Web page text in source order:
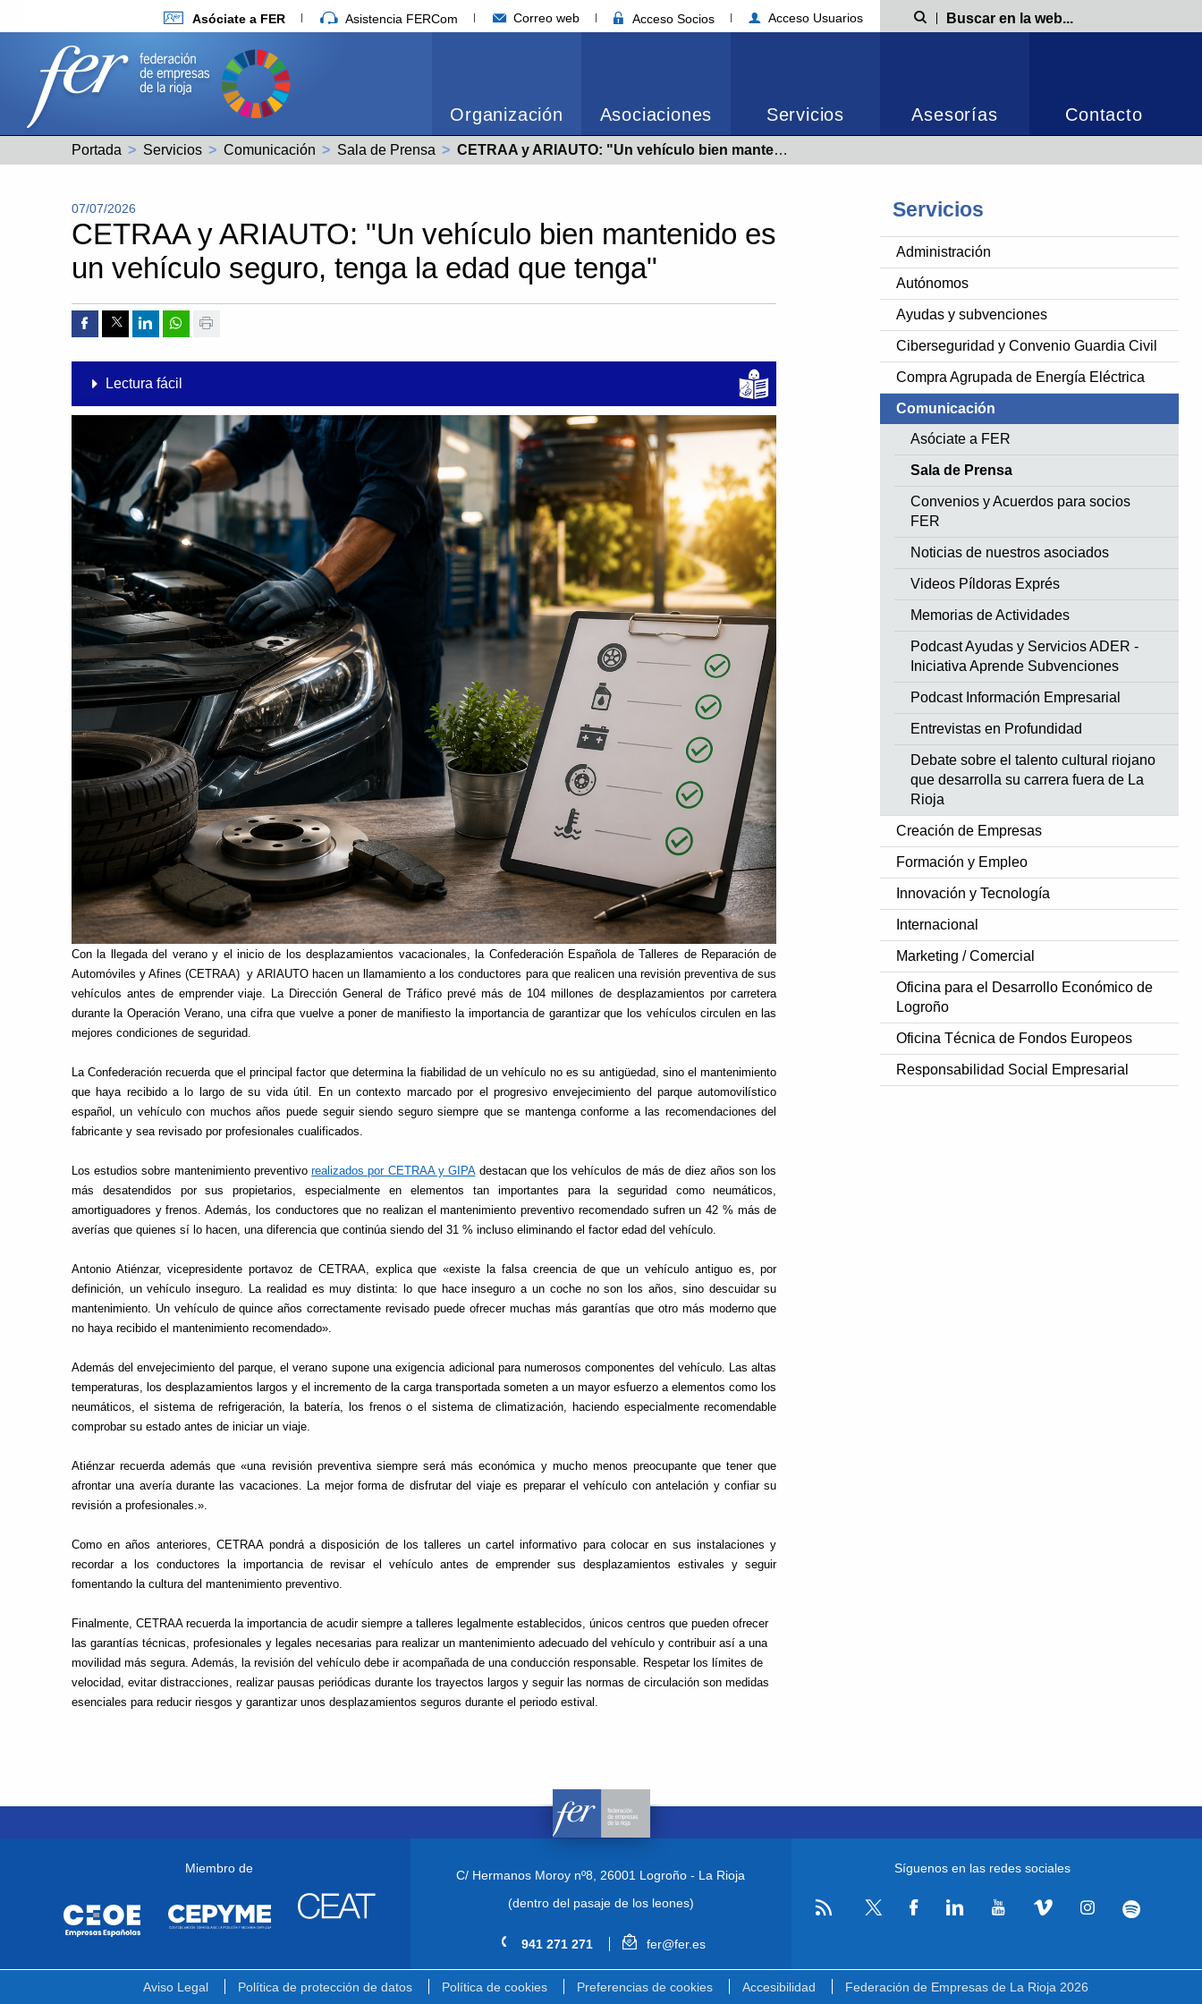
Asóciate a FER Asistencia FERCom Correo web Acceso Socios Acceso Usuarios Búsqueda
Organización Asociaciones Servicios Asesorías Contacto
Portada Servicios Comunicación Sala de Prensa Actual:
CETRAA y ARIAUTO: "Un vehículo bien mantenido es un vehículo seguro, tenga la edad que tenga"
Servicios
Administración
Autónomos
Ayudas y subvenciones
Ciberseguridad y Convenio Guardia Civil
Compra Agrupada de Energía Eléctrica
Comunicación
Asóciate a FER
Sala de Prensa
Convenios y Acuerdos para socios
FER
Noticias de nuestros asociados
Videos Píldoras Exprés
Memorias de Actividades
Podcast Ayudas y Servicios ADER -
Iniciativa Aprende Subvenciones
Podcast Información Empresarial
Entrevistas en Profundidad
Debate sobre el talento cultural riojano
que desarrolla su carrera fuera de La
Rioja
Creación de Empresas
Formación y Empleo
Innovación y Tecnología
Internacional
Marketing / Comercial
Oficina para el Desarrollo Económico de
Logroño
Oficina Técnica de Fondos Europeos
Responsabilidad Social Empresarial
07/07/2026
CETRAA y ARIAUTO: "Un vehículo bien mantenido es
un vehículo seguro, tenga la edad que tenga"
Compartir por Facebook
Compartir por Twitter
Compartir por Linkedin
Compartir por whatsapp
Lectura fácil
Con la llegada del verano y el inicio de los desplazamientos vacacionales, la Confederación Española de Talleres de Reparación de
Automóviles y Afines (CETRAA) y ARIAUTO hacen un llamamiento a los conductores para que realicen una revisión preventiva de sus
vehículos antes de emprender viaje. La Dirección General de Tráfico prevé más de 104 millones de desplazamientos por carretera
durante la Operación Verano, una cifra que vuelve a poner de manifiesto la importancia de garantizar que los vehículos circulen en las
mejores condiciones de seguridad.
La Confederación recuerda que el principal factor que determina la fiabilidad de un vehículo no es su antigüedad, sino el mantenimiento
que haya recibido a lo largo de su vida útil. En un contexto marcado por el progresivo envejecimiento del parque automovilístico
español, un vehículo con muchos años puede seguir siendo seguro siempre que se mantenga conforme a las recomendaciones del
fabricante y sea revisado por profesionales cualificados.
Los estudios sobre mantenimiento preventivorealizados por CETRAA y GIPAdestacan que los vehículos de más de diez años son los
más desatendidos por sus propietarios, especialmente en elementos tan importantes para la seguridad como neumáticos,
amortiguadores y frenos. Además, los conductores que no realizan el mantenimiento preventivo recomendado sufren un 42 % más de
averías que quienes sí lo hacen, una diferencia que continúa siendo del 31 % incluso eliminando el factor edad del vehículo.
Antonio Atiénzar, vicepresidente portavoz de CETRAA, explica que «existe la falsa creencia de que un vehículo antiguo es, por
definición, un vehículo inseguro. La realidad es muy distinta: lo que hace inseguro a un coche no son los años, sino descuidar su
mantenimiento. Un vehículo de quince años correctamente revisado puede ofrecer muchas más garantías que otro más moderno que
no haya recibido el mantenimiento recomendado».
Además del envejecimiento del parque, el verano supone una exigencia adicional para numerosos componentes del vehículo. Las altas
temperaturas, los desplazamientos largos y el incremento de la carga transportada someten a un mayor esfuerzo a elementos como los
neumáticos, el sistema de refrigeración, la batería, los frenos o el sistema de climatización, haciendo especialmente recomendable
comprobar su estado antes de iniciar un viaje.
Atiénzar recuerda además que «una revisión preventiva siempre será más económica y mucho menos preocupante que tener que
afrontar una avería durante las vacaciones. La mejor forma de disfrutar del viaje es preparar el vehículo con antelación y confiar su
revisión a profesionales.».
Como en años anteriores, CETRAA pondrá a disposición de los talleres un cartel informativo para colocar en sus instalaciones y
recordar a los conductores la importancia de revisar el vehículo antes de emprender sus desplazamientos estivales y seguir
fomentando la cultura del mantenimiento preventivo.
Finalmente, CETRAA recuerda la importancia de acudir siempre a talleres legalmente establecidos, únicos centros que pueden ofrecer
las garantías técnicas, profesionales y legales necesarias para realizar un mantenimiento adecuado del vehículo y contribuir así a una
movilidad más segura. Además, la revisión del vehículo debe ir acompañada de una conducción responsable. Respetar los límites de
velocidad, evitar distracciones, realizar pausas periódicas durante los trayectos largos y seguir las normas de circulación son medidas
esenciales para reducir riesgos y garantizar unos desplazamientos seguros durante el periodo estival.
Miembro de C/ Hermanos Moroy nº8, 26001 Logroño - La Rioja
(dentro del pasaje de los leones)
941 271 271 fer@fer.es
Síguenos en las redes sociales
Aviso Legal Política de protección de datos Política de cookies Preferencias de cookies Accesibilidad Federación de Empresas de La Rioja 2026